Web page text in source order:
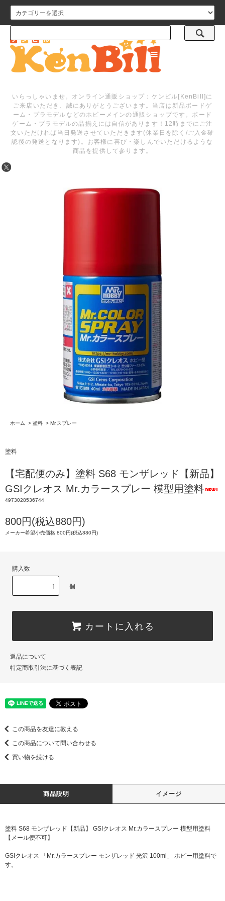
メニュー
いらっしゃいませ。オンライン通販ショップ：ケンビル[KenBill]に
ご来店いただき、誠にありがとうございます。当店は新品ボードゲ
ーム・プラモデルなどのホビーメインの通販ショップです。ボード
ゲーム・プラモデルの品揃えには自信があります！12時までにご注
文いただければ当日発送させていただきます(休業日を除く/ご入金確
認後の発送となります)。お客様に喜び・楽しんでいただけるような
商品を提供して参ります。
ホーム > 塗料 > Mr.スプレー
塗料
【宅配便のみ】塗料 S68 モンザレッド【新品】
GSIクレオス Mr.カラースプレー 模型用塗料
4973028536744
800円(税込880円)
メーカー希望小売価格 800円(税込880円)
購入数
個
カートに入れる
返品について
特定商取引法に基づく表記
この商品を友達に教える
この商品について問い合わせる
買い物を続ける
商品説明 イメージ
塗料 S68 モンザレッド【新品】 GSIクレオス Mr.カラースプレー 模型用塗料
【メール便不可】
GSIクレオス 「Mr.カラースプレー モンザレッド 光沢 100ml」 ホビー用塗料で
す。